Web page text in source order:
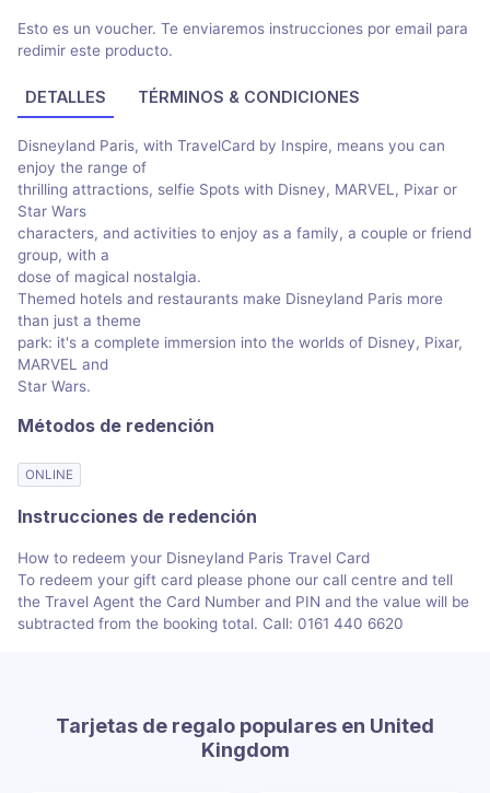
Esto es un voucher. Te enviaremos instrucciones por email para
redimir este producto.
DETALLES TÉRMINOS & CONDICIONES
Disneyland Paris, with TravelCard by Inspire, means you can
enjoy the range of
thrilling attractions, selfie Spots with Disney, MARVEL, Pixar or
Star Wars
characters, and activities to enjoy as a family, a couple or friend
group, with a
dose of magical nostalgia.
Themed hotels and restaurants make Disneyland Paris more
than just a theme
park: it's a complete immersion into the worlds of Disney, Pixar,
MARVEL and
Star Wars.
Métodos de redención
ONLINE
Instrucciones de redención
How to redeem your Disneyland Paris Travel Card
To redeem your gift card please phone our call centre and tell
the Travel Agent the Card Number and PIN and the value will be
subtracted from the booking total. Call: 0161 440 6620
Tarjetas de regalo populares en United
Kingdom